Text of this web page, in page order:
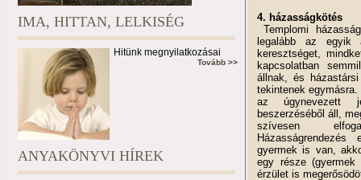
4. házasságkötés
Templomi
legalább az egyik
keresztséget,
kapcsolatban
állnak, és
tekintenek
az úgynevezett
beszerzéséből áll,
szívesen
gyermek is van,
egy része
érzület is
IMA, HITTAN, LELKISÉG
Hitünk megnyilatkozásai
Tovább >>
ANYAKÖNYVI HÍREK